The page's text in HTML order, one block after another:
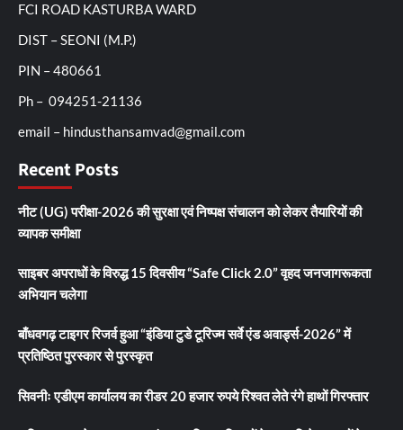
FCI ROAD KASTURBA WARD
DIST – SEONI (M.P.)
PIN – 480661
Ph – 094251-21136
email – hindusthansamvad@gmail.com
Recent Posts
नीट (UG) परीक्षा-2026 की सुरक्षा एवं निष्पक्ष संचालन को लेकर तैयारियों की
व्यापक समीक्षा
साइबर अपराधों के विरुद्ध 15 दिवसीय “Safe Click 2.0” वृहद जनजागरूकता
अभियान चलेगा
बाँधवगढ़ टाइगर रिजर्व हुआ “इंडिया टुडे टूरिज्म सर्वे एंड अवार्ड्स-2026” में
प्रतिष्ठित पुरस्कार से पुरस्कृत
सिवनीः एडीएम कार्यालय का रीडर 20 हजार रुपये रिश्वत लेते रंगे हाथों गिरफ्तार